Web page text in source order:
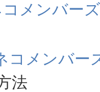
メンバーズ
コメンバー
法